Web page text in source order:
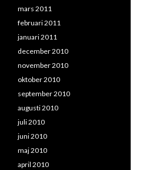
mars 2011
februari 2011
januari 2011
december 2010
november 2010
oktober 2010
september 2010
augusti 2010
juli 2010
juni 2010
maj 2010
april 2010